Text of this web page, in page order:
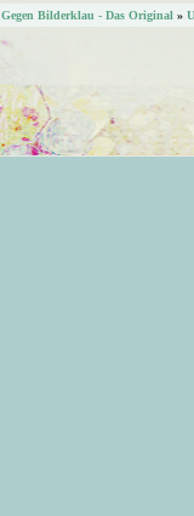
Gegen Bilderklau - Das Original »